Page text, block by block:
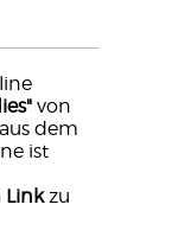
von
dem
ist
Linkzu